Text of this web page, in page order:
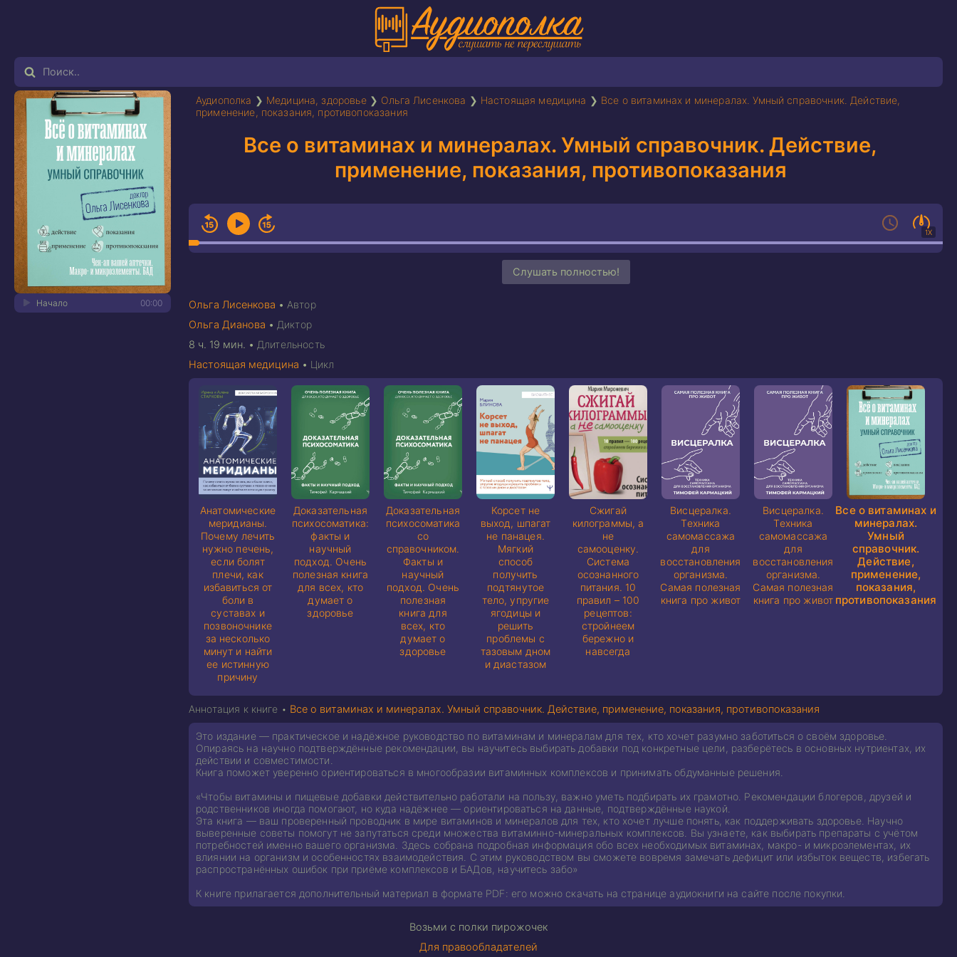
Аудиополка ❯ Медицина, здоровье ❯ Ольга Лисенкова ❯ Настоящая медицина ❯ Все о витаминах и минералах. Умный справочник. Действие,
применение, показания, противопоказания
Все о витаминах и минералах. Умный справочник. Действие,
применение, показания, противопоказания
1X
Слушать полностью!
Ольга Лисенкова • Автор
Ольга Дианова • Диктор
8 ч. 19 мин. • Длительность
00:00
Начало
Настоящая медицина • Цикл
Анатомические
меридианы.
Почему лечить
нужно печень,
если болят
плечи, как
избавиться от
боли в
суставах и
позвоночнике
за несколько
минут и найти
ее истинную
причину
Доказательная
психосоматика:
факты и
научный
подход. Очень
полезная книга
для всех, кто
думает о
здоровье
Доказательная
психосоматика
со
справочником.
Факты и
научный
подход. Очень
полезная
книга для
всех, кто
думает о
здоровье
Корсет не
выход, шпагат
не панацея.
Мягкий
способ
получить
подтянутое
тело, упругие
ягодицы и
решить
проблемы с
тазовым дном
и диастазом
Сжигай
килограммы, а
не
самооценку.
Система
осознанного
питания. 10
правил – 100
рецептов:
стройнеем
бережно и
навсегда
Висцералка.
Техника
самомассажа
для
восстановления
организма.
Самая полезная
книга про живот
Висцералка.
Техника
самомассажа
для
восстановления
организма.
Самая полезная
книга про живот
Все о витаминах и
минералах.
Умный
справочник.
Действие,
применение,
показания,
противопоказания
Аннотация к книге • Все о витаминах и минералах. Умный справочник. Действие, применение, показания, противопоказания
Это издание — практическое и надёжное руководство по витаминам и минералам для тех, кто хочет разумно заботиться о своём здоровье.
Опираясь на научно подтверждённые рекомендации, вы научитесь выбирать добавки под конкретные цели, разберётесь в основных нутриентах, их
действии и совместимости.
Книга поможет уверенно ориентироваться в многообразии витаминных комплексов и принимать обдуманные решения.
«Чтобы витамины и пищевые добавки действительно работали на пользу, важно уметь подбирать их грамотно. Рекомендации блогеров, друзей и
родственников иногда помогают, но куда надёжнее — ориентироваться на данные, подтверждённые наукой.
Эта книга — ваш проверенный проводник в мире витаминов и минералов для тех, кто хочет лучше понять, как поддерживать здоровье. Научно
выверенные советы помогут не запутаться среди множества витаминно-минеральных комплексов. Вы узнаете, как выбирать препараты с учётом
потребностей именно вашего организма. Здесь собрана подробная информация обо всех необходимых витаминах, макро- и микроэлементах, их
влиянии на организм и особенностях взаимодействия. С этим руководством вы сможете вовремя замечать дефицит или избыток веществ, избегать
распространённых ошибок при приёме комплексов и БАДов, научитесь забо»
К книге прилагается дополнительный материал в формате PDF: его можно скачать на странице аудиокниги на сайте после покупки.
Возьми с полки пирожочек
Для правообладателей